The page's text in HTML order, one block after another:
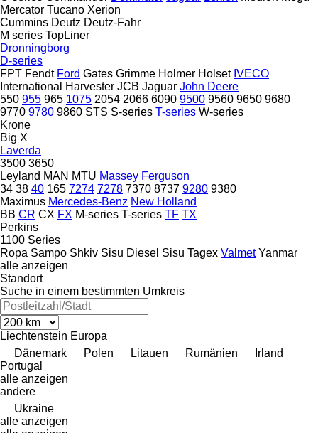
Mercator Tucano Xerion
Cummins Deutz Deutz-Fahr
M series TopLiner
Dronningborg
D-series
FPT Fendt Ford Gates Grimme Holmer Holset IVECO
International Harvester JCB Jaguar John Deere
550 955 965 1075 2054 2066 6090 9500 9560 9650 9680
9770 9780 9860 STS S-series T-series W-series
Krone
Big X
Laverda
3500 3650
Leyland MAN MTU Massey Ferguson
34 38 40 165 7274 7278 7370 8737 9280 9380
Maximus Mercedes-Benz New Holland
BB CR CX FX M-series T-series TF TX
Perkins
1100 Series
Ropa Sampo Shkiv Sisu Diesel Sisu Tagex Valmet Yanmar
alle anzeigen
Standort
Suche in einem bestimmten Umkreis
Liechtenstein Europa
Dänemark
Polen Litauen Rumänien
Irland
Portugal
alle anzeigen
andere
Ukraine
alle anzeigen